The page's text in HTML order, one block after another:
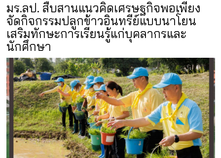
มร.ลป. สืบสานแนวคิดเศรษฐกิจพอเพียง
จัดกิจกรรมปลูกข้าวอินทรีย์แบบนาโยน
เสริมทักษะการเรียนรู้แก่บุคลากรและ
นักศึกษา